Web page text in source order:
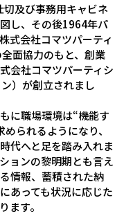
及び事務用キャビネ
し、その後1964年パ
式会社コマツパーティ
面協力のもと、創業
会社コマツパーティシ
）が創立されまし
に職場環境は“機能す
られるようになり、
代へと足を踏み入れま
ョンの黎明期とも言え
情報、蓄積された納
あっても状況に応じた
ます。